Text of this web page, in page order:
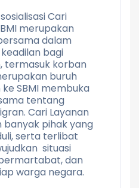
Cari
merupakan
dalam
bagi
termasuk korban
buruh
SBMI membuka
tentang
Cari Layanan
pihak yang
serta terlibat
situasi
dan
warga negara.